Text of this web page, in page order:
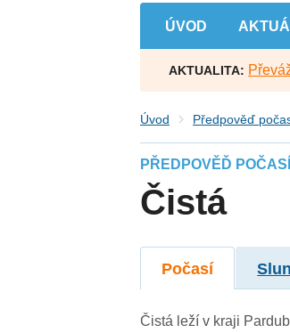
ÚVOD
AKTUALITA:
Úvod Předpověď
PŘEDPOVĚĎ POČASÍ
Čistá
Počasí
Čistá leží v kraji